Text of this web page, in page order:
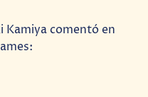
Kamiya comentó en